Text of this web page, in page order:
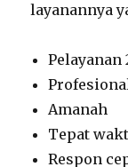
layanannya
Pelayanan
Amanah
Tepat
Respon